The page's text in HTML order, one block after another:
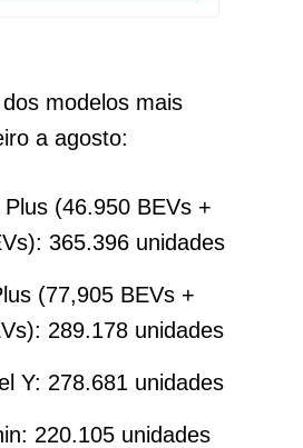
modelos mais
a agosto:
(46.950 BEVs +
365.396 unidades
(77,905 BEVs +
289.178 unidades
Y: 278.681 unidades
220.105 unidades